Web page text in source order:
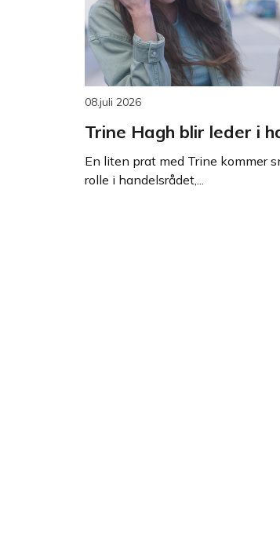
08.juli 2026
Trine Hagh blir leder i
En liten prat med Trine kommer
rolle i handelsrådet,...